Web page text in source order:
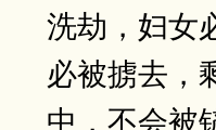
洗劫，妇女
必被掳去，
中，不会被